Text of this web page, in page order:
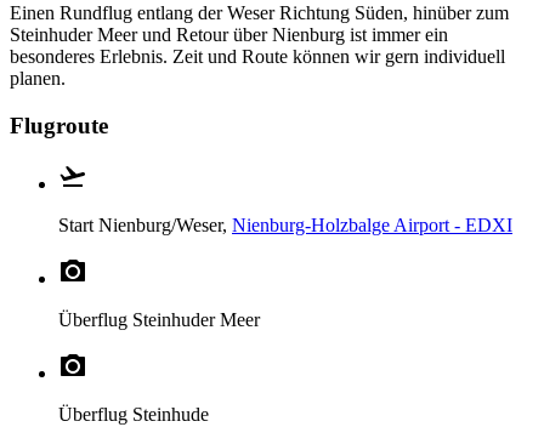
Einen Rundflug entlang der Weser Richtung Süden, hinüber zum
Steinhuder Meer und Retour über Nienburg ist immer ein
besonderes Erlebnis. Zeit und Route können wir gern individuell
planen.
Flugroute
Start Nienburg/Weser, Nienburg-Holzbalge Airport - EDXI
Überflug Steinhuder Meer
Überflug Steinhude